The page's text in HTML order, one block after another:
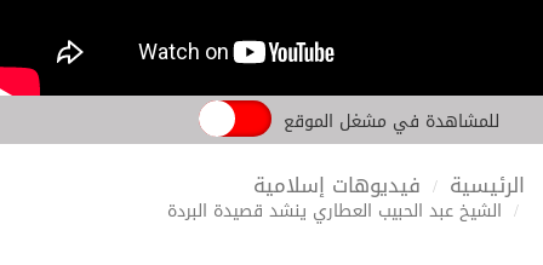
للمشاهدة في مشغل الموقع
الرئيسية فيديوهات إسلامية
الشيخ عبد الحبيب العطاري ينشد قصيدة البردة